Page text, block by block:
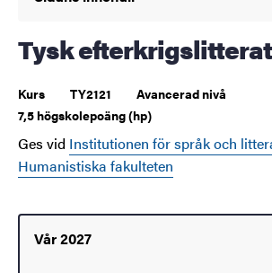
Tysk
Kurs TY2121
Avancerad nivå
7,5 högskolepoäng (hp)
Ges vid Institutionen för språk och
Humanistiska fakulteten
Vår 2027